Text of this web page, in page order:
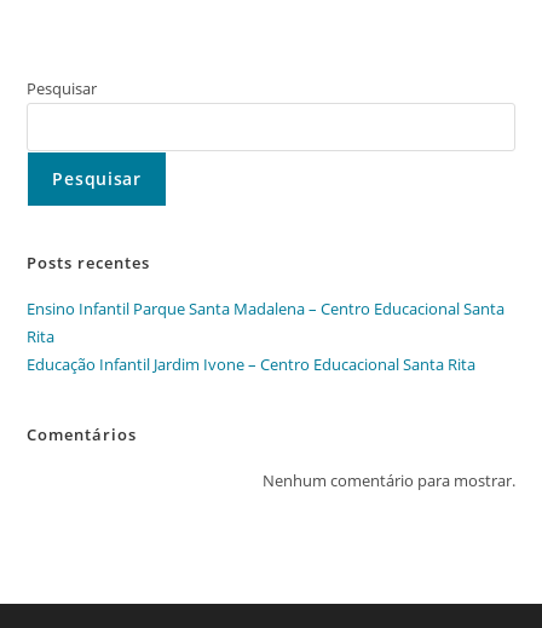
Rita
Pesquisar
Pesquisar
Posts recentes
Ensino Infantil Parque Santa Madalena – Centro Educacional Santa
Rita
Educação Infantil Jardim Ivone – Centro Educacional Santa Rita
Comentários
Nenhum comentário para mostrar.